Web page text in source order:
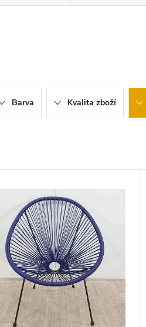
Barva Kvalita zboží